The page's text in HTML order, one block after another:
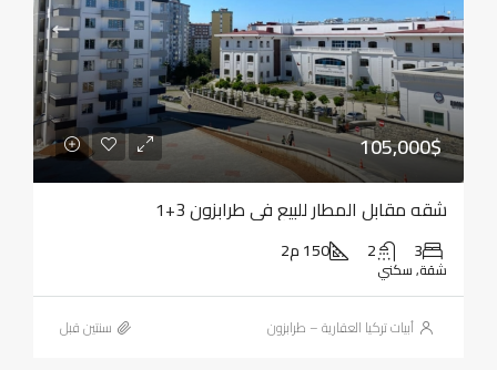
105,000$
شقه مقابل المطار للبيع في طرابزون 3+1
3
2 150 م2
شقة, سكني
أبيات تركيا العقارية – طرابزون ‏سنتين قبل